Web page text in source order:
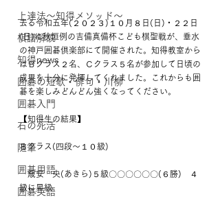
上達法～知得メソッド～
棋譜解説
知得news
囲碁の短歌・俳句・川柳
囲碁入門
石の死活
随筆
囲碁用語
囲碁英語
去る令和五年(２０２３)１０月８日(日)・２２日
(日)に秋恒例の吉備真備杯こども棋聖戦が、垂水
の神戸囲碁倶楽部にて開催された。知得教室から
はＢクラス２名、Ｃクラス５名が参加して日頃の
成果を十分に発揮してくれました。これからも囲
碁を楽しみどんどん強くなってください。
【知得生の結果】
Ｂクラス(四段～１０級)
歳安　央(あきら)５級〇〇〇〇〇〇(６勝)　４
級に昇級